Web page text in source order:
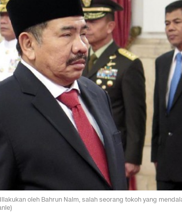
oleh Bahrun Naim, salah seorang tokoh yang